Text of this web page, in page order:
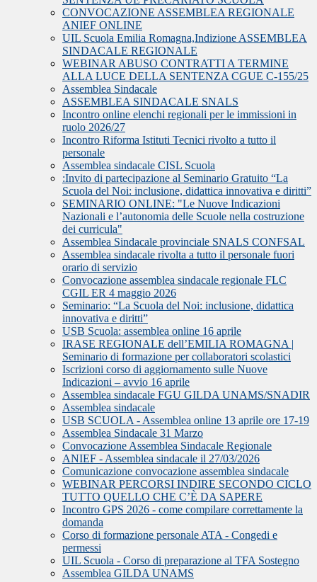
CONVOCAZIONE ASSEMBLEA REGIONALE
ANIEF ONLINE
UIL Scuola Emilia Romagna,Indizione ASSEMBLEA
SINDACALE REGIONALE
WEBINAR ABUSO CONTRATTI A TERMINE
ALLA LUCE DELLA SENTENZA CGUE C‑155/25
Assemblea Sindacale
ASSEMBLEA SINDACALE SNALS
Incontro online elenchi regionali per le immissioni in
ruolo 2026/27
Incontro Riforma Istituti Tecnici rivolto a tutto il
personale
Assemblea sindacale CISL Scuola
:Invito di partecipazione al Seminario Gratuito “La
Scuola del Noi: inclusione, didattica innovativa e diritti”
SEMINARIO ONLINE: "Le Nuove Indicazioni
Nazionali e l’autonomia delle Scuole nella costruzione
dei curricula"
Assemblea Sindacale provinciale SNALS CONFSAL
Assemblea sindacale rivolta a tutto il personale fuori
orario di servizio
Convocazione assemblea sindacale regionale FLC
CGIL ER 4 maggio 2026
Seminario: “La Scuola del Noi: inclusione, didattica
innovativa e diritti”
USB Scuola: assemblea online 16 aprile
IRASE REGIONALE dell’EMILIA ROMAGNA |
Seminario di formazione per collaboratori scolastici
Iscrizioni corso di aggiornamento sulle Nuove
Indicazioni – avvio 16 aprile
Assemblea sindacale FGU GILDA UNAMS/SNADIR
Assemblea sindacale
USB SCUOLA - Assemblea online 13 aprile ore 17-19
Assemblea Sindacale 31 Marzo
Convocazione Assemblea Sindacale Regionale
ANIEF - Assemblea sindacale il 27/03/2026
Comunicazione convocazione assemblea sindacale
WEBINAR PERCORSI INDIRE SECONDO CICLO
TUTTO QUELLO CHE C’È DA SAPERE
Incontro GPS 2026 - come compilare correttamente la
domanda
Corso di formazione personale ATA - Congedi e
permessi
UIL Scuola - Corso di preparazione al TFA Sostegno
Assemblea GILDA UNAMS